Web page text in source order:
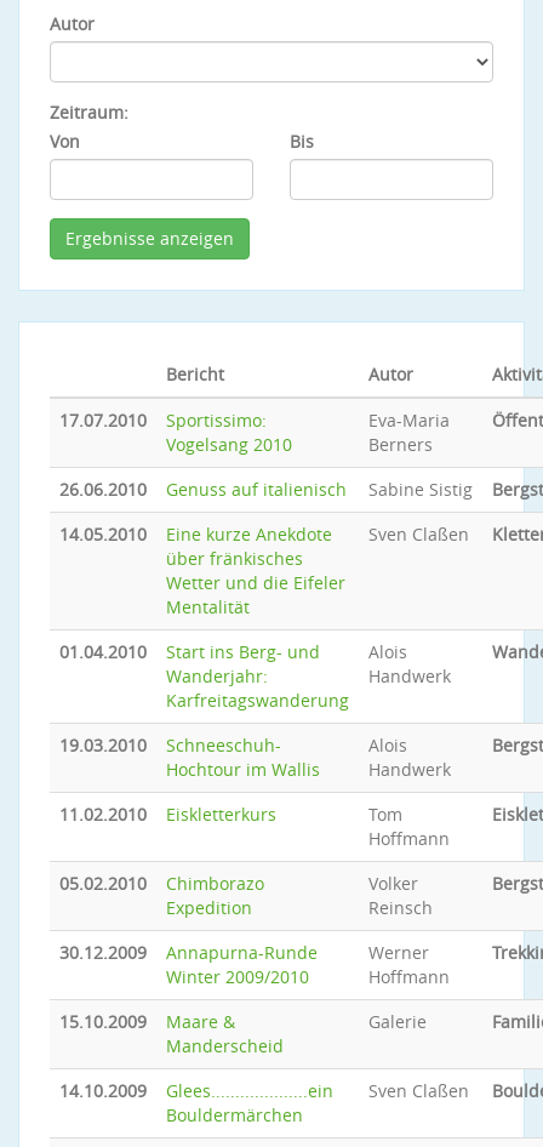
Autor
Zeitraum:
Von
Bis
Bericht Autor
17.07.2010
Sportissimo:
Vogelsang 2010
Eva-Maria
Berners
26.06.2010 Genuss auf italienisch Sabine Sistig
14.05.2010
Eine kurze Anekdote
über fränkisches
Wetter und die Eifeler
Mentalität
Sven Claßen
01.04.2010
Start ins Berg- und
Wanderjahr:
Karfreitagswanderung
Alois
Handwerk
19.03.2010
Schneeschuh-
Hochtour im Wallis
Alois
Handwerk
11.02.2010 Eiskletterkurs
Tom
Hoffmann
05.02.2010
Chimborazo
Expedition
Volker
Reinsch
30.12.2009
Annapurna-Runde
Winter 2009/2010
Werner
Hoffmann
15.10.2009
Maare &
Manderscheid
Galerie
14.10.2009
Glees....................ein
Bouldermärchen
Sven Claßen